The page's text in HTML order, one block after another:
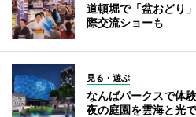
道頓堀で「盆おどり
際交流ショーも
見る・遊ぶ
なんばパークスで体
夜の庭園を雲海と光